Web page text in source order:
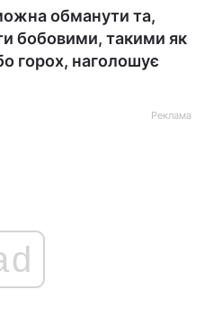
обманути та,
бобовими, такими як
горох, наголошує
Реклама